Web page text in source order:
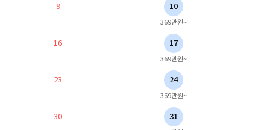
9 10
369만원~
16 17
369만원~
23 24
369만원~
30 31